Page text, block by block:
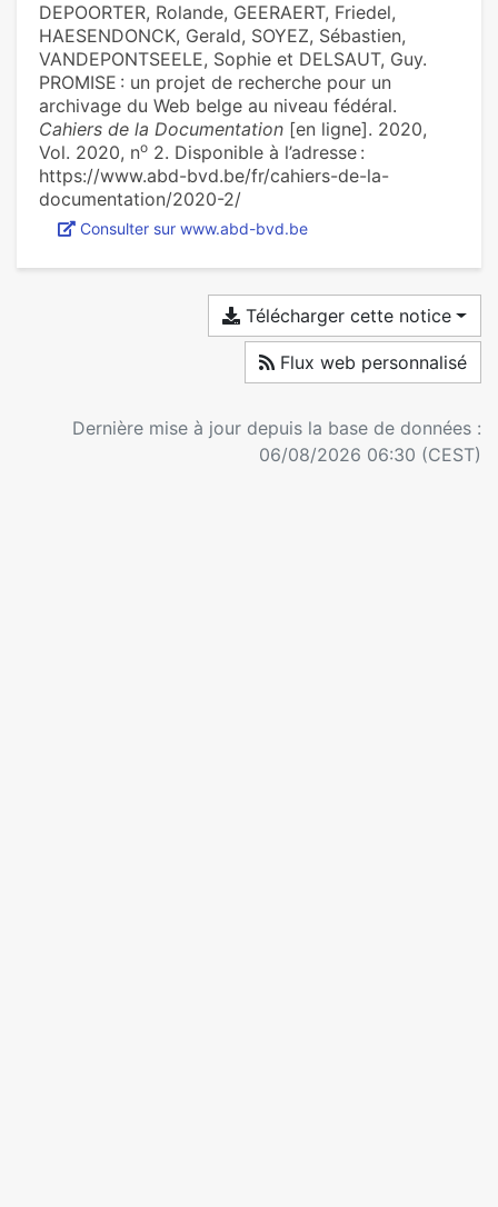
DEPOORTER, Rolande, GEERAERT, Friedel,
HAESENDONCK, Gerald, SOYEZ, Sébastien,
VANDEPONTSEELE, Sophie et DELSAUT, Guy.
PROMISE : un projet de recherche pour un
archivage du Web belge au niveau fédéral.
Cahiers de la Documentation [en ligne]. 2020,
Vol. 2020, no 2. Disponible à l’adresse :
https://www.abd-bvd.be/fr/cahiers-de-la-
documentation/2020-2/
Consulter sur www.abd-bvd.be
Télécharger cette notice
Flux web personnalisé
Dernière mise à jour depuis la base de données :
06/08/2026 06:30 (CEST)